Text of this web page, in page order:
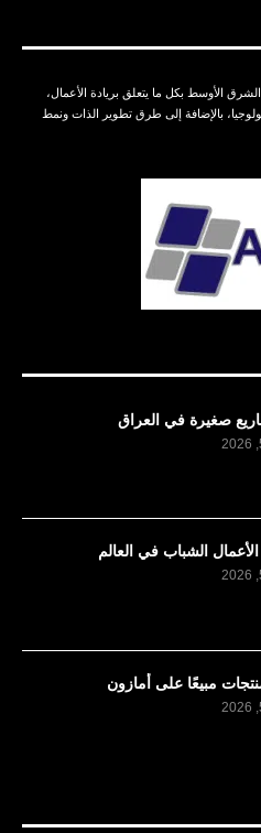
الأوسط بكل ما يتعلق بريادة الأعمال،
بالإضافة إلى طرق تطوير الذات ونمط
صغيرة في العراق
الأعمال الشباب في العالم